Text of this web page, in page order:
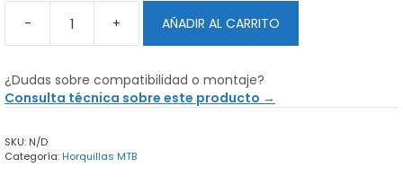
-
Horquilla
Fox
SC
Factory
+ AÑADIR AL CARRITO
¿Dudas sobre compatibilidad o montaje?
Consulta técnica sobre este producto →
SKU: N/D
Categoría:Horquillas MTB